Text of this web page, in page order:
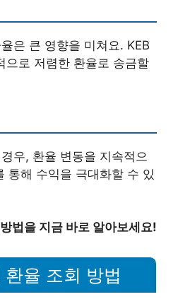
은 큰 영향을 미쳐요. KEB
으로 저렴한 환율로 송금할
우, 환율 변동을 지속적으
통해 수익을 극대화할 수 있
법을 지금 바로 알아보세요!
율 조회 방법